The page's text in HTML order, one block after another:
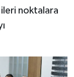
ileri noktalara